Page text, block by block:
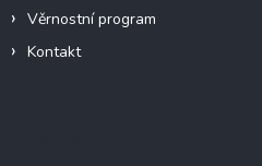
Věrnostní program
Kontakt